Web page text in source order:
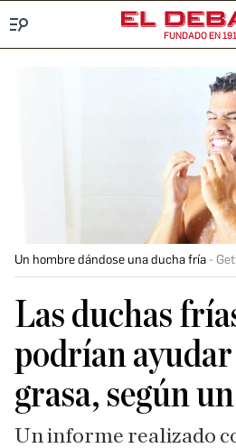
FUNDADO EN
Un hombre dándose una ducha fría
Las duchas
podrían
grasa, según
Un informe realizado